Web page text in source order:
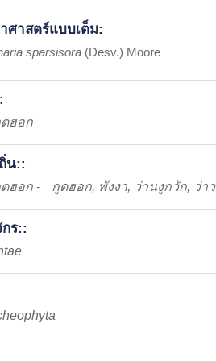
ศาสตร์แบบเต็ม:
sparsisora (Desv.) Moore
ฮอก
น::
ฮอก - กูดฮอก, พังงา, ว่านงูกวัก, ว่าว
ร::